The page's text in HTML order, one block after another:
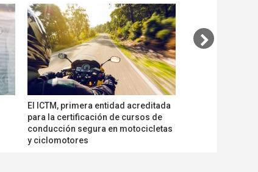
El ICTM, primera entidad acreditada
para la certificación de cursos de
conducción segura en motocicletas
y ciclomotores